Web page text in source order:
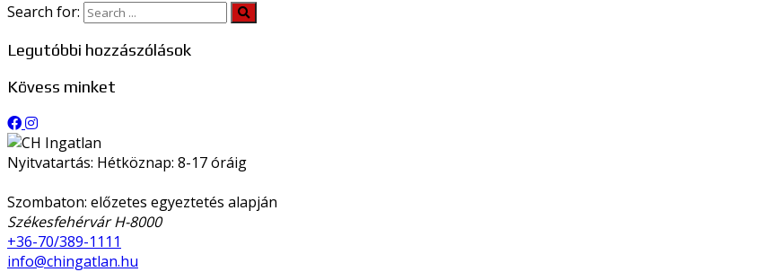
Search for:
Legutóbbi hozzászólások
Kövess minket
Nyitvatartás: Hétköznap: 8-17 óráig
Szombaton: előzetes egyeztetés alapján
Székesfehérvár H-8000
+36-70/389-1111
info@chingatlan.hu